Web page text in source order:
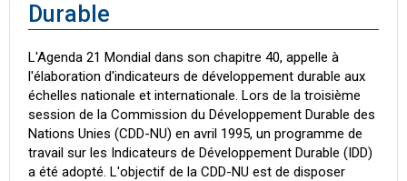
Durable
L'Agenda 21 Mondial dans son chapitre 40, appelle à
l'élaboration d'indicateurs de développement durable aux
échelles nationale et internationale. Lors de la troisième
session de la Commission du Développement Durable des
Nations Unies (CDD-NU) en avril 1995, un programme de
travail sur les Indicateurs de Développement Durable (IDD)
a été adopté. L'objectif de la CDD-NU est de disposer